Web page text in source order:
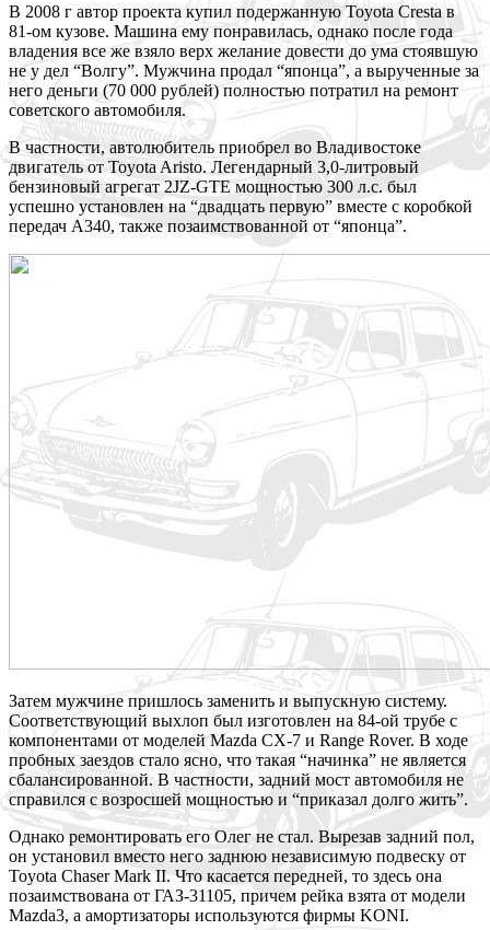
В 2008 г автор проекта купил подержанную Toyota Cresta в
81-ом кузове. Машина ему понравилась, однако после года
владения все же взяло верх желание довести до ума стоявшую
не у дел “Волгу”. Мужчина продал “японца”, а вырученные за
него деньги (70 000 рублей) полностью потратил на ремонт
советского автомобиля.
В частности, автолюбитель приобрел во Владивостоке
двигатель от Toyota Aristo. Легендарный 3,0-литровый
бензиновый агрегат 2JZ-GTE мощностью 300 л.с. был
успешно установлен на “двадцать первую” вместе с коробкой
передач A340, также позаимствованной от “японца”.
Затем мужчине пришлось заменить и выпускную систему.
Соответствующий выхлоп был изготовлен на 84-ой трубе с
компонентами от моделей Mazda CX-7 и Range Rover. В ходе
пробных заездов стало ясно, что такая “начинка” не является
сбалансированной. В частности, задний мост автомобиля не
справился с возросшей мощностью и “приказал долго жить”.
Однако ремонтировать его Олег не стал. Вырезав задний пол,
он установил вместо него заднюю независимую подвеску от
Toyota Chaser Mark II. Что касается передней, то здесь она
позаимствована от ГАЗ-31105, причем рейка взята от модели
Mazda3, а амортизаторы используются фирмы KONI.